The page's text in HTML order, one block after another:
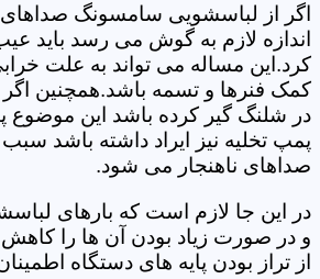
اگر از لباسشویی سامسونگ صداهای
اندازه لازم به گوش می رسد باید
کرد.این مساله می تواند به علت
کمک فنرها و تسمه باشد.همچنین
در شلنگ گیر کرده باشد این موضوع
پمپ تخلیه نیز ایراد داشته باشد
صداهای ناهنجار می شود.
در این جا لازم است که بارهای
و در صورت زیاد بودن آن ها را کاهش
از تراز بودن پایه های دستگاه